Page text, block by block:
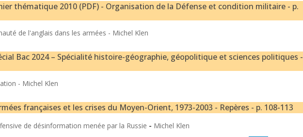
thématique 2010 (PDF) - Organisation de la Défense et condition militaire - p.
de l'anglais dans les armées - Michel Klen
Bac 2024 – Spécialité histoire-géographie, géopolitique et sciences politiques -
- Michel Klen
françaises et les crises du Moyen-Orient, 1973-2003 - Repères - p. 108-113
de désinformation menée par la Russie - Michel Klen